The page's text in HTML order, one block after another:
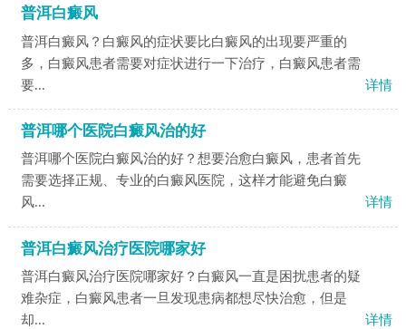
普洱白癜风
普洱白癜风？白癜风的症状要比白癜风的出现要严重的
多，白癜风患者需要对症状进行一下治疗，白癜风患者需
要...
详情
普洱哪个医院白癜风治的好
普洱哪个医院白癜风治的好？想要治愈白癜风，患者首先
需要选择正规、专业的白癜风医院，这样才能避免白癜
风...
详情
普洱白癜风治疗医院哪家好
普洱白癜风治疗医院哪家好？白癜风一直是困扰患者的疑
难杂症，白癜风患者一旦发现患病都想尽快治愈，但是
却...
详情